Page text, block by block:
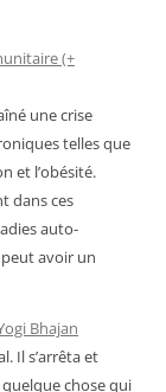
(+
une crise
telles que
et l’obésité.
dans ces
auto-
avoir un
Bhajan
Il s’arrêta et
chose qui